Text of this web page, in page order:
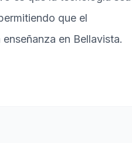
que el
en Bellavista.